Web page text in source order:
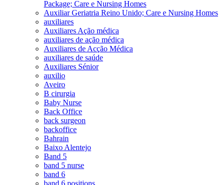
Package; Care e Nursing Homes
Auxiliar Geriatria Reino Unido; Care e Nursing Homes
auxiliares
Auxiliares Ação médica
auxiliares de ação médica
Auxiliares de Acção Médica
auxiliares de saúde
Auxiliares Sénior
auxilio
Aveiro
B cirurgia
Baby Nurse
Back Office
back surgeon
backoffice
Bahrain
Baixo Alentejo
Band 5
band 5 nurse
band 6
band 6 positions